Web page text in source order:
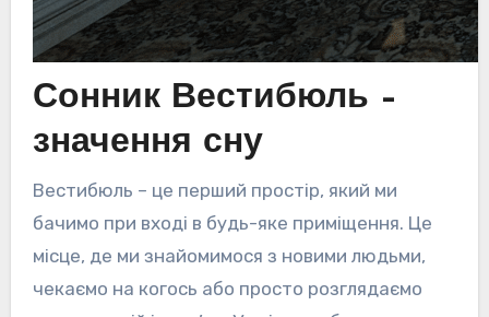
Сонник Вестибюль –
значення сну
Вестибюль – це перший простір, який ми
бачимо при вході в будь-яке приміщення. Це
місце, де ми знайомимося з новими людьми,
чекаємо на когось або просто розглядаємо